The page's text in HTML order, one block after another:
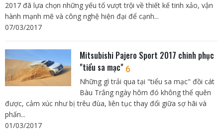
2017 đã lựa chọn những yếu tố vượt trội về thiết kế tinh xảo, vận
hành mạnh mẽ và công nghệ hiện đại để cạnh...
07/03/2017
Mitsubishi Pajero Sport 2017 chinh phục
"tiểu sa mạc" 6
Những gì trải qua tại "tiểu sa mạc" đồi cát
Bàu Trắng ngày hôm đó không thể quên
được, cảm xúc như bị trêu đùa, liên tục thay đổi giữa sợ hãi và
phấn...
01/03/2017